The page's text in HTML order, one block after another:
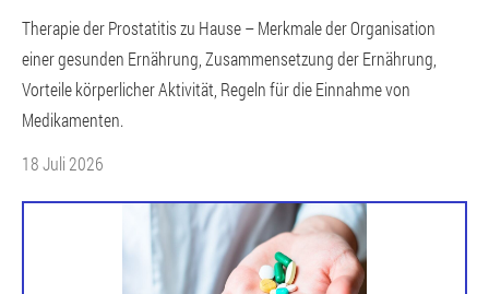
Therapie der Prostatitis zu Hause – Merkmale der Organisation
einer gesunden Ernährung, Zusammensetzung der Ernährung,
Vorteile körperlicher Aktivität, Regeln für die Einnahme von
Medikamenten.
18 Juli 2026